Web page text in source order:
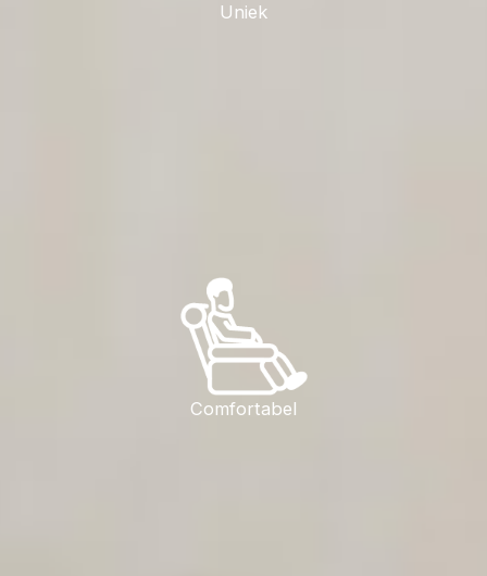
Uniek
Comfortabel